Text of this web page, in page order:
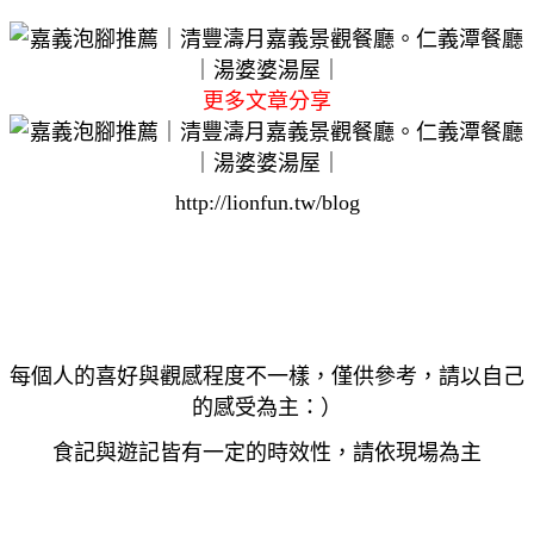
更多文章分享
http://lionfun.tw/blog
每個人的喜好與觀感程度不一樣，僅供參考，請以自己
的感受為主：）
食記與遊記皆有一定的時效性，請依現場為主